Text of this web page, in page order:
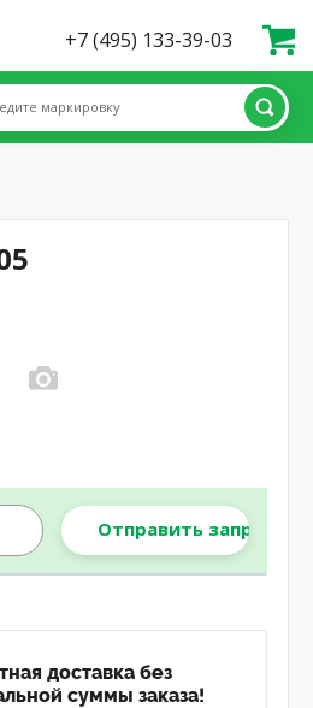
+7 (495) 133-39-03
маркировку
Отправить запрос
доставка без
суммы заказа!